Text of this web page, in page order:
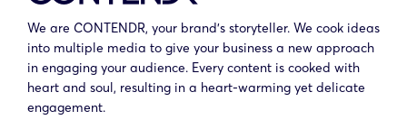
We are CONTENDR, your brand’s storyteller. We cook ideas
into multiple media to give your business a new approach
in engaging your audience. Every content is cooked with
heart and soul, resulting in a heart-warming yet delicate
engagement.